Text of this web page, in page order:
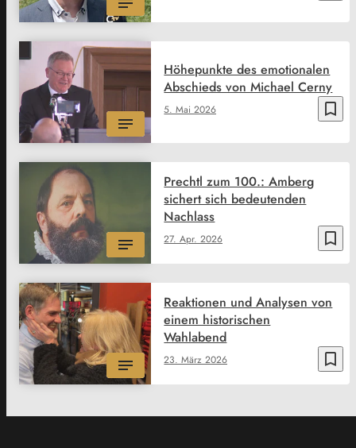
bookmark_border
5. Mai 2026
Höhepunkte des emotionalen
Abschieds von Michael Cerny
bookmark_border
27. Apr. 2026
Prechtl zum 100.: Amberg
sichert sich bedeutenden
Nachlass
bookmark_border
23. März 2026
Reaktionen und Analysen von
einem historischen
Wahlabend